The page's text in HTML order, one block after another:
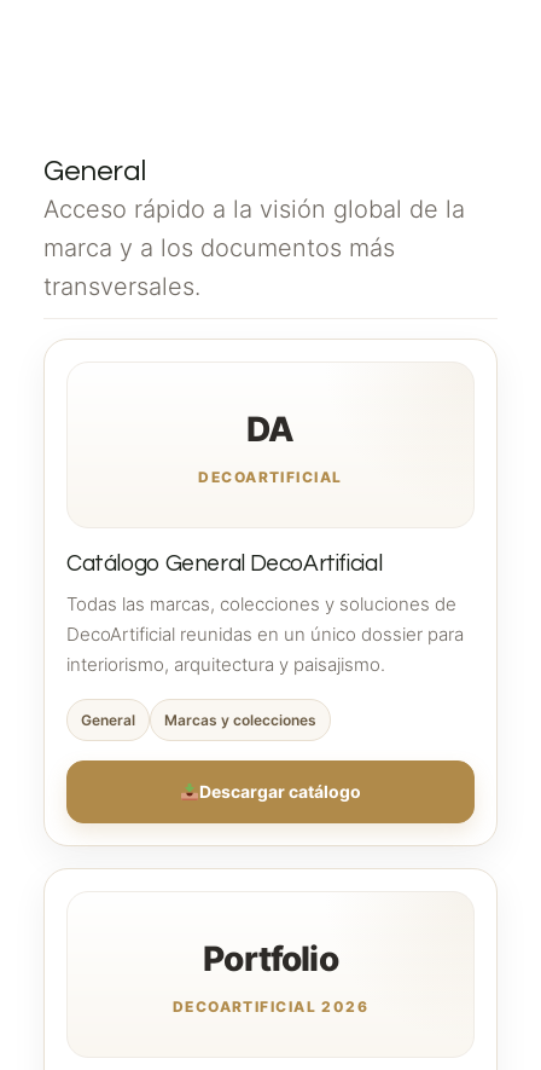
General
Acceso rápido a la visión global de la
marca y a los documentos más
transversales.
DA
DECOARTIFICIAL
Catálogo General DecoArtificial
Todas las marcas, colecciones y soluciones de
DecoArtificial reunidas en un único dossier para
interiorismo, arquitectura y paisajismo.
General Marcas y colecciones
Descargar catálogo
Portfolio
DECOARTIFICIAL 2026